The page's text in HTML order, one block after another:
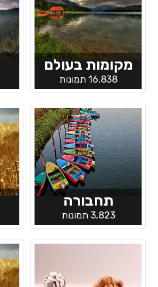
מקומות בעולם
16,838 תמונות
תחבורה
3,823 תמונות